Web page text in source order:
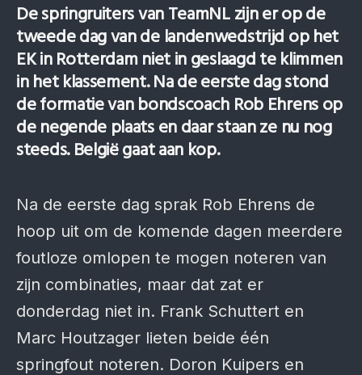
De springruiters van TeamNL zijn er op de
tweede dag van de landenwedstrijd op het
EK in Rotterdam niet in geslaagd te klimmen
in het klassement. Na de eerste dag stond
de formatie van bondscoach Rob Ehrens op
de negende plaats en daar staan ze nu nog
steeds. België gaat aan kop.
Na de eerste dag sprak Rob Ehrens de
hoop uit om de komende dagen meerdere
foutloze omlopen te mogen noteren van
zijn combinaties, maar dat zat er
donderdag niet in. Frank Schuttert en
Marc Houtzager lieten beide één
springfout noteren. Doron Kuipers en